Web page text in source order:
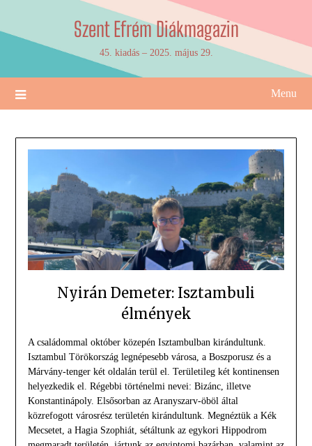
content
Szent Efrém Diákmagazin
45. kiadás – 2025. május 29.
Menu
Nyirán Demeter: Isztambuli
élmények
A családommal október közepén Isztambulban kirándultunk.
Isztambul Törökország legnépesebb városa, a Boszporusz és a
Márvány-tenger két oldalán terül el. Területileg két kontinensen
helyezkedik el. Régebbi történelmi nevei: Bizánc, illetve
Konstantinápoly. Elsősorban az Aranyszarv-öböl által
közrefogott városrész területén kirándultunk. Megnéztük a Kék
Mecsetet, a Hagia Szophiát, sétáltunk az egykori Hippodrom